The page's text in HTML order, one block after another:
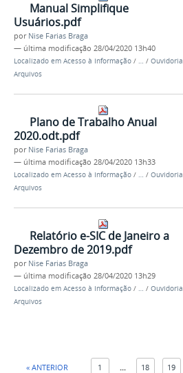
Manual Simplifique
Usuários.pdf
por Nise Farias Braga
— última modificação 28/04/2020 13h40
Localizado em Acesso à Informação / … / Ouvidoria
Arquivos
Plano de Trabalho Anual
2020.odt.pdf
por Nise Farias Braga
— última modificação 28/04/2020 13h33
Localizado em Acesso à Informação / … / Ouvidoria
Arquivos
Relatório e-SIC de Janeiro a
Dezembro de 2019.pdf
por Nise Farias Braga
— última modificação 28/04/2020 13h29
Localizado em Acesso à Informação / … / Ouvidoria
Arquivos
« ANTERIOR 1 18 19